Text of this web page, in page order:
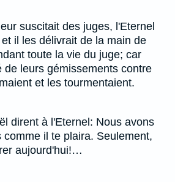
suscitait des juges, l'Eternel
il les délivrait de la main de
toute la vie du juge; car
de leurs gémissements contre
et les tourmentaient.
dirent à l'Eternel: Nous avons
comme il te plaira. Seulement,
aujourd'hui!…